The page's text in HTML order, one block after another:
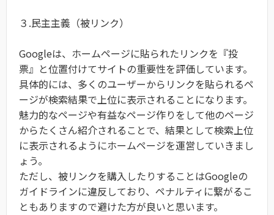
３.民主主義（被リンク）
Googleは、ホームページに貼られたリンクを『投
票』と位置付けてサイトの重要性を評価しています。
具体的には、多くのユーザーからリンクを貼られるペ
ージが検索結果で上位に表示されることになります。
魅力的なページや有益なページ作りをして他のページ
からたくさん紹介されることで、結果として検索上位
に表示されるようにホームページを運営していきまし
ょう。
ただし、被リンクを購入したりすることはGoogleの
ガイドラインに違反しており、ペナルティに繋がるこ
ともありますので避けた方が良いと思います。